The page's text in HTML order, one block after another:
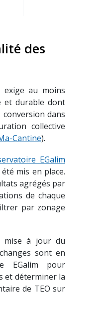
des
exige au moins
et durable dont
dans
collective
Cantine).
EGalim
mis en place.
agrégés par
de chaque
par zonage
mise à jour du
sont en
EGalim pour
et déterminer la
de TEO sur